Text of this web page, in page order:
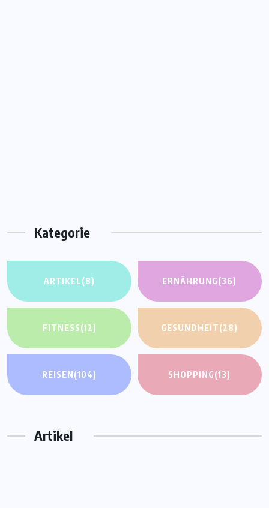
Kategorie
ARTIKEL(8) ERNÄHRUNG(36)
FITNESS(12) GESUNDHEIT(28)
REISEN(104) SHOPPING(13)
Artikel